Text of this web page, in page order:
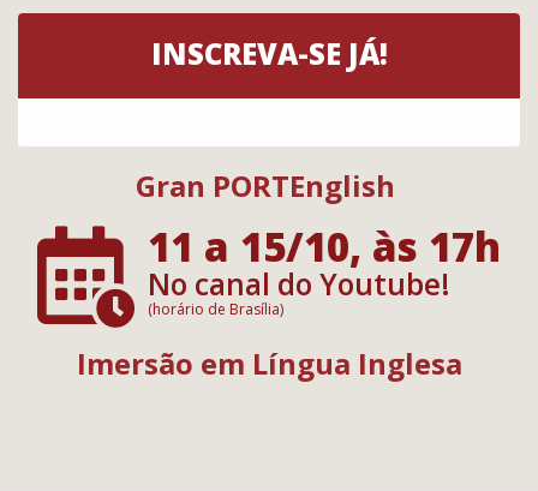
INSCREVA-SE JÁ!
Gran PORTEnglish
11 a 15/10, às 17h
No canal do Youtube!
(horário de Brasília)
Imersão em Língua Inglesa